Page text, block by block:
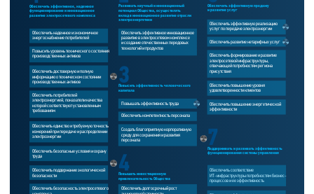
Обеспечить надежное и экономичное
энергоснабжение потребителей
Повысить уровень технического состояния
производственных активов
Обеспечить достоверную и полную
информацию о техническом состоянии
производственных активов
Обеспечить потребителей
электроэнергией, показатели качества
которой соответствуют установленным
требованиям
Обеспечить единство и требуемую точность
измерений при передаче и распределении
электроэнергии
Обеспечить безопасные условия и охрану
труда
Обеспечить поддержание экологической
безопасности
Обеспечить безопасность электросетевого
Обеспечить эффективное инновационное
развитие в электросетевом комплексе
и создание отечественных передовых
технологий и продуктов
Повышать эффективность труда
Обеспечить компетентность персонала
Создать благоприятную корпоративную
среду для сохранения и развития
персонала
Обеспечить долгосрочный рост
Обеспечить эффективную реализацию
услуг по передаче электроэнергии
Обеспечить развитие нетарифных услуг
Обеспечить формирование и развитие
электросетевой инфраструктуры,
отвечающей потребностям региона
присутствия
Обеспечить повышение уровня
удовлетворенности клиентов
Обеспечить повышение энергетической
эффективности
Обеспечить соответствие
ИТ-инфраструктуры потребностям бизнес-
процессов и ее эффективность
Обеспечить эффективное, надежное
функционирование и инновационное
развитие электросетевого комплекса
Развивать научный и инновационный
потенциал Общества, осуществлять
вклад в инновационное развитие отрасли
электроэнергетики
Обеспечить эффективную продажу
и развитие услуг
Повысить эффективность человеческого
капитала
Повышать инвестиционную
привлекательность Общества
Поддерживать и развивать эффективность
функционирования системы управления